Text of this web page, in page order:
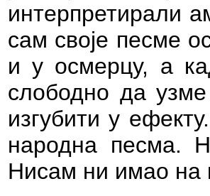
интерпретирали
сам своје песме
и у осмерцу, а
слободно да
изгубити у
народна песма.
Нисам ни имао на